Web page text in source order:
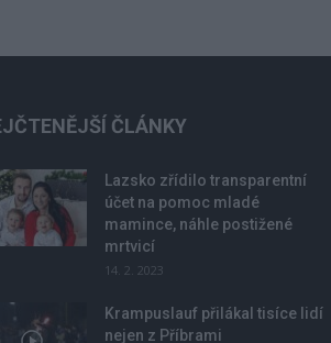
ČLÁNKY
Lazsko zřídilo transparentní
účet na pomoc mladé
mamince, náhle postižené
mrtvicí
14. 2. 2023
Krampuslauf přilákal tisíce lidí
nejen z Příbrami